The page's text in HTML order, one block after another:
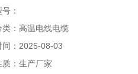
：
类：高温电线电缆
间：2025-08-03
质：生产厂家